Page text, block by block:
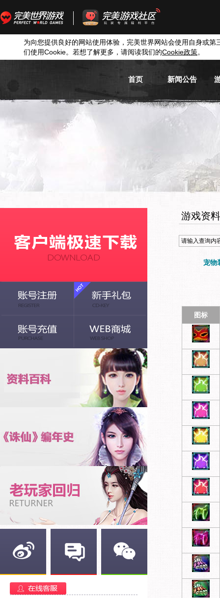
为向您提供良好的网站使用体验，完美世界网站会使用自身或第
们使用Cookie。若想了解更多，请阅读我们的Cookie政策。
首页 新闻公告
游戏新闻
活动信息
游戏资料
宠物
图标